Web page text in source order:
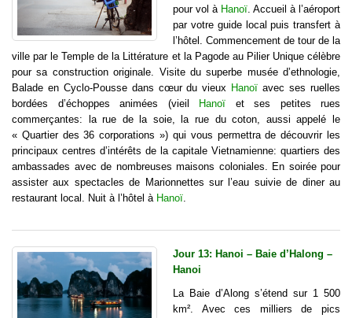
pour vol à Hanoï . Accueil à l’aéroport
par votre guide local puis transfert à
l’hôtel. Commencement de tour de la
ville par le Temple de la Littérature et la Pagode au Pilier Unique célèbre
pour sa construction originale. Visite du superbe musée d’ethnologie,
Balade en Cyclo-Pousse dans cœur du vieux Hanoï avec ses ruelles
bordées d’échoppes animées (vieil Hanoï et ses petites rues
commerçantes: la rue de la soie, la rue du coton, aussi appelé le
« Quartier des 36 corporations ») qui vous permettra de découvrir les
principaux centres d’intérêts de la capitale Vietnamienne: quartiers des
ambassades avec de nombreuses maisons coloniales. En soirée pour
assister aux spectacles de Marionnettes sur l’eau suivie de diner au
restaurant local. Nuit à l’hôtel à Hanoï
Jour 13: Hanoi – Baie d’Halong –
Hanoi
La Baie d’Along s’étend sur 1 500
km². Avec ces milliers de pics